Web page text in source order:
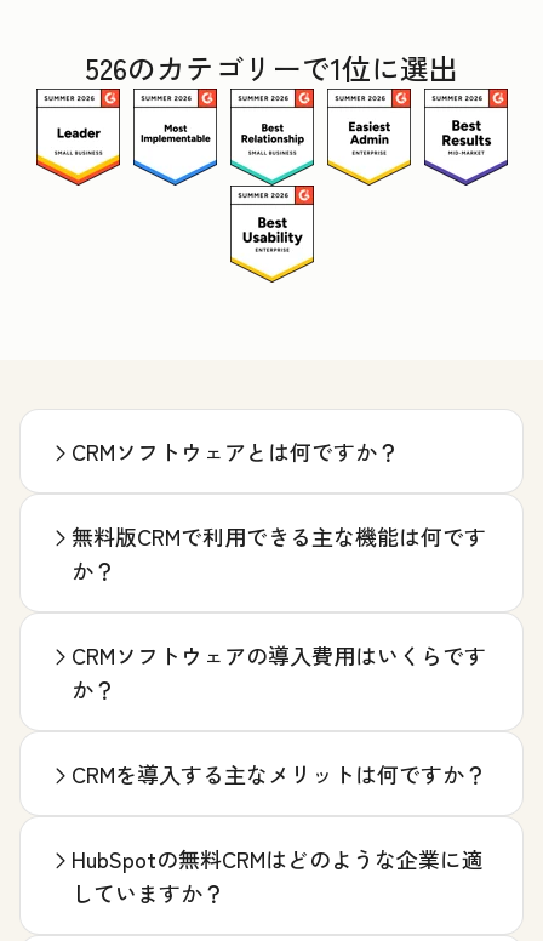
526のカテゴリーで1位に選出
CRMソフトウェアとは何ですか？
無料版CRMで利用できる主な機能は何です
か？
CRMソフトウェアの導入費用はいくらです
か？
CRMを導入する主なメリットは何ですか？
HubSpotの無料CRMはどのような企業に適
していますか？